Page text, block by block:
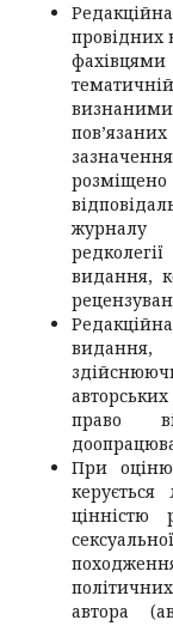
провідних
журналу
видання,
видання,
право
При
цінністю
автора